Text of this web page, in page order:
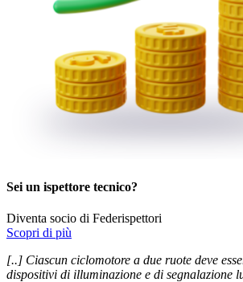
Sei un ispettore tecnico?
Diventa socio di Federispettori
Scopri di più
[..] Ciascun ciclomotore a due ruote deve
dispositivi di illuminazione e di segnalazione